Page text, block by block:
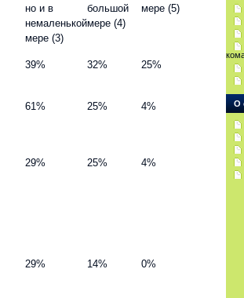
но и в
немаленькой
мере (3)
большой
мере (4)
мере (5)
39% 32% 25%
61% 25% 4%
29% 25% 4%
29% 14% 0%
О